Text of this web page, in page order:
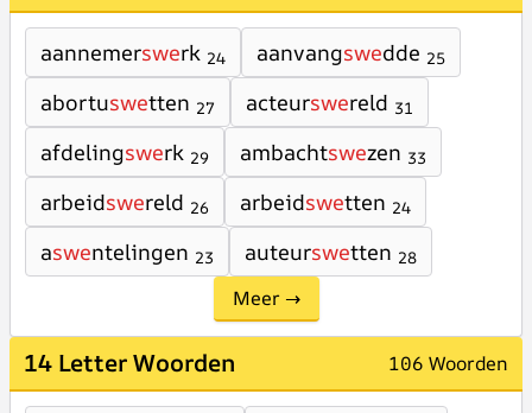
aannemerswerk 24 aanvangswedde 25
abortuswetten 27 acteurswereld 31
afdelingswerk 29 ambachtswezen 33
arbeidswereld 26 arbeidswetten 24
aswentelingen 23 auteurswetten 28
Meer →
14 Letter Woorden 106 Woorden